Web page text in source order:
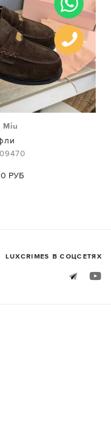
Miu
РУБ
LUXСRIMES В СОЦСЕТЯХ